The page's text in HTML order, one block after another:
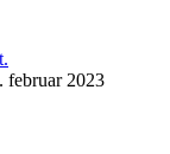
februar 2023